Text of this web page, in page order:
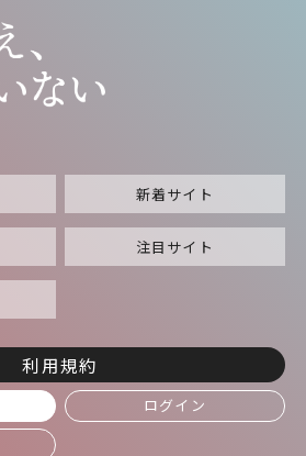
新着サイト
注目サイト
利用規約
ログイン